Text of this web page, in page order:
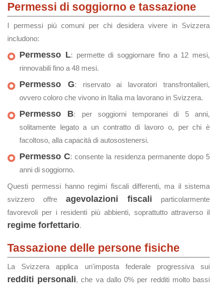
Permessi di soggiorno e tassazione
I permessi più comuni per chi desidera vivere in Svizzera
includono:
Permesso L: permette di soggiornare fino a 12 mesi,
rinnovabili fino a 48 mesi.
Permesso G: riservato ai lavoratori transfrontalieri,
ovvero coloro che vivono in Italia ma lavorano in Svizzera.
Permesso B: per soggiorni temporanei di 5 anni,
solitamente legato a un contratto di lavoro o, per chi è
facoltoso, alla capacità di autosostenersi.
Permesso C: consente la residenza permanente dopo 5
anni di soggiorno.
Questi permessi hanno regimi fiscali differenti, ma il sistema
svizzero offre agevolazioni fiscali particolarmente
favorevoli per i residenti più abbienti, soprattutto attraverso il
regime forfettario.
Tassazione delle persone fisiche
La Svizzera applica un'imposta federale progressiva sui
redditi personali, che va dallo 0% per redditi molto bassi